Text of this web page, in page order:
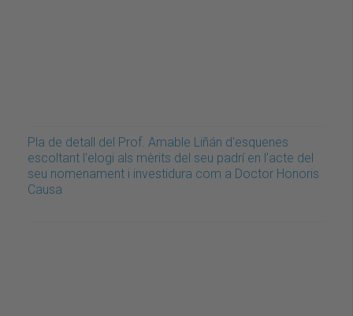
Pla de detall del Prof. Amable Liñán d'esquenes
escoltant l'elogi als mèrits del seu padrí en l'acte del
seu nomenament i investidura com a Doctor Honoris
Causa